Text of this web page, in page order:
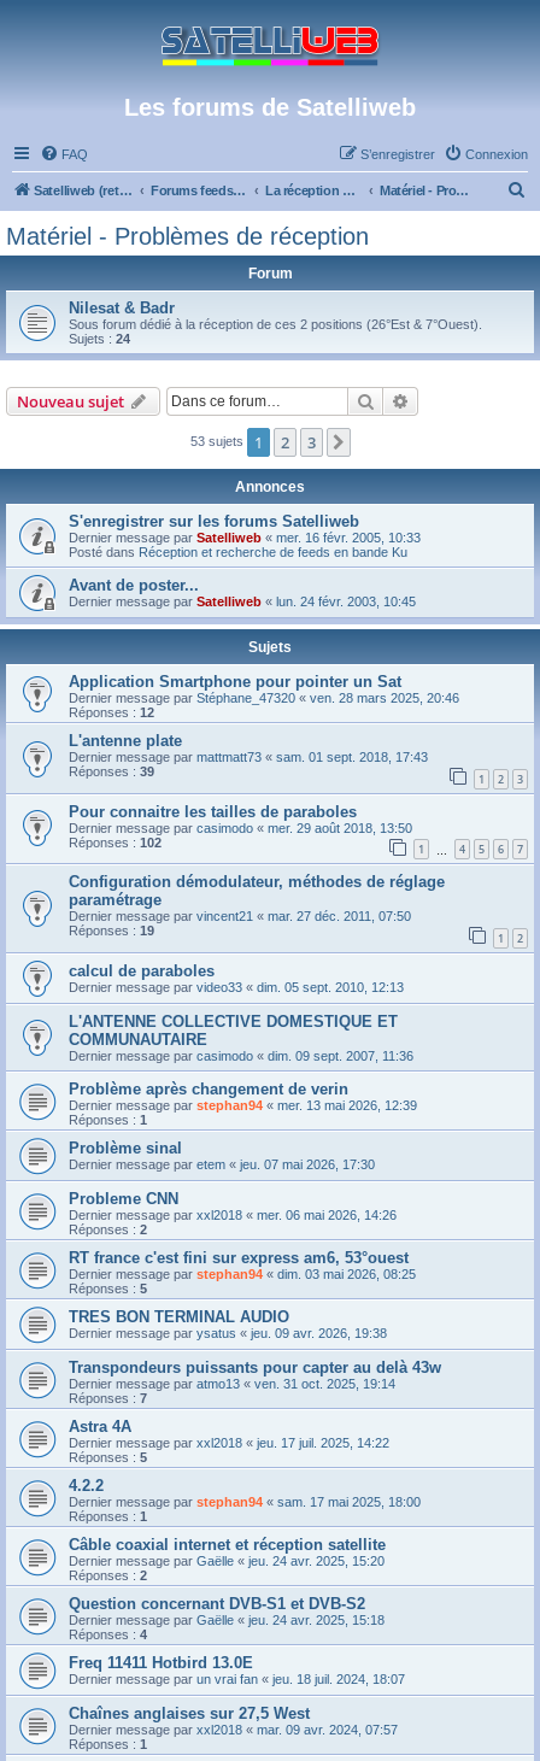
Les forums de Satelliweb
FAQ Connexion
S’enregistrer
Satelliweb (retour vers le site) Forums feeds et réception TV numérique La réception par satellite Matériel - Problèmes de réception
c
Matériel - Problèmes de réception
Forum
Nilesat & Badr
Sous forum dédié à la réception de ces 2 positions (26°Est & 7°Ouest).
Sujets : 24
Nouveau sujet Rechercher
53 sujets 1 2 3
Annonces
S'enregistrer sur les forums Satelliweb
Dernier message par Satelliweb « mer. 16 févr. 2005, 10:33
Posté dans Réception et recherche de feeds en bande Ku
Avant de poster...
Dernier message par Satelliweb « lun. 24 févr. 2003, 10:45
Sujets
Application Smartphone pour pointer un Sat
Dernier message par Stéphane_47320 « ven. 28 mars 2025, 20:46
Réponses : 12
L'antenne plate
Dernier message par mattmatt73 « sam. 01 sept. 2018, 17:43
Réponses : 39 1 2 3
Pour connaitre les tailles de paraboles
Dernier message par casimodo « mer. 29 août 2018, 13:50
Réponses : 102 1 4 5 6 7
Configuration démodulateur, méthodes de réglage
paramétrage
Dernier message par vincent21 « mar. 27 déc. 2011, 07:50
Réponses : 19 1 2
calcul de paraboles
Dernier message par video33 « dim. 05 sept. 2010, 12:13
L'ANTENNE COLLECTIVE DOMESTIQUE ET
COMMUNAUTAIRE
Dernier message par casimodo « dim. 09 sept. 2007, 11:36
Problème après changement de verin
Dernier message par stephan94 « mer. 13 mai 2026, 12:39
Réponses : 1
Problème sinal
Dernier message par etem « jeu. 07 mai 2026, 17:30
Probleme CNN
Dernier message par xxl2018 « mer. 06 mai 2026, 14:26
Réponses : 2
RT france c'est fini sur express am6, 53°ouest
Dernier message par stephan94 « dim. 03 mai 2026, 08:25
Réponses : 5
TRES BON TERMINAL AUDIO
Dernier message par ysatus « jeu. 09 avr. 2026, 19:38
Transpondeurs puissants pour capter au delà 43w
Dernier message par atmo13 « ven. 31 oct. 2025, 19:14
Réponses : 7
Astra 4A
Dernier message par xxl2018 « jeu. 17 juil. 2025, 14:22
Réponses : 5
4.2.2
Dernier message par stephan94 « sam. 17 mai 2025, 18:00
Réponses : 1
Câble coaxial internet et réception satellite
Dernier message par Gaëlle « jeu. 24 avr. 2025, 15:20
Réponses : 2
Question concernant DVB-S1 et DVB-S2
Dernier message par Gaëlle « jeu. 24 avr. 2025, 15:18
Réponses : 4
Freq 11411 Hotbird 13.0E
Dernier message par un vrai fan « jeu. 18 juil. 2024, 18:07
Chaînes anglaises sur 27,5 West
Dernier message par xxl2018 « mar. 09 avr. 2024, 07:57
Réponses : 1